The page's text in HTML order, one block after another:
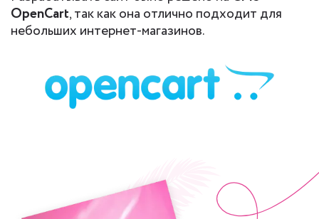
OpenCart, так как она отлично подходит для
небольших интернет-магазинов.